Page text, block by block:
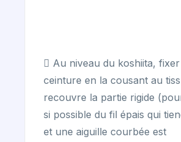
 Au niveau du koshiita,
ceinture en la cousant au
recouvre la partie rigide
si possible du fil épais qui
et une aiguille courbée est